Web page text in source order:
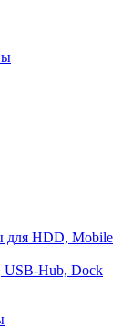
для HDD, Mobile
USB-Hub, Dock